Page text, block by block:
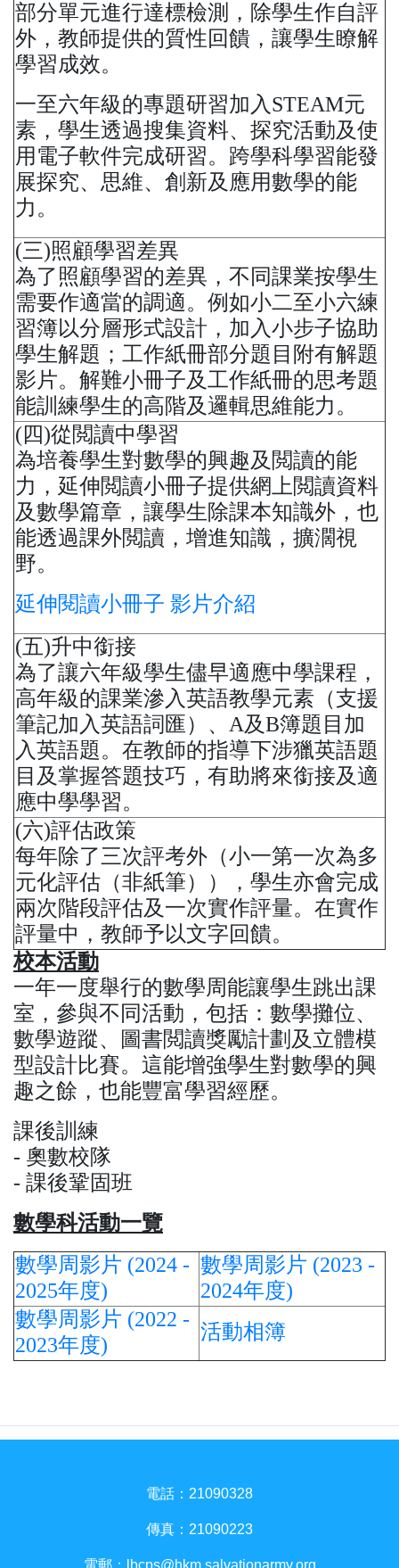
部分單元進行達標檢測，除學生作自評
外，教師提供的質性回饋，讓學生瞭解
學習成效。
一至六年級的專題研習加入STEAM元
素，學生透過搜集資料、探究活動及使
用電子軟件完成研習。跨學科學習能發
展探究、思維、創新及應用數學的能
力。
(三)照顧學習差異
為了照顧學習的差異，不同課業按學生
需要作適當的調適。例如小二至小六練
習簿以分層形式設計，加入小步子協助
學生解題；工作紙冊部分題目附有解題
影片。解難小冊子及工作紙冊的思考題
能訓練學生的高階及邏輯思維能力。
(四)從閲讀中學習
為培養學生對數學的興趣及閲讀的能
力，延伸閲讀小冊子提供網上閲讀資料
及數學篇章，讓學生除課本知識外，也
能透過課外閲讀，增進知識，擴濶視
野。
延伸閱讀小冊子 影片介紹
(五)升中銜接
為了讓六年級學生儘早適應中學課程，
高年級的課業滲入英語教學元素（支援
筆記加入英語詞匯）、A及B簿題目加
入英語題。在教師的指導下涉獵英語題
目及掌握答題技巧，有助將來銜接及適
應中學學習。
(六)評估政策
每年除了三次評考外（小一第一次為多
元化評估（非紙筆）），學生亦會完成
兩次階段評估及一次實作評量。在實作
評量中，教師予以文字回饋。
校本活動
一年一度舉行的數學周能讓學生跳出課
室，參與不同活動，包括：數學攤位、
數學遊蹤、圖書閲讀獎勵計劃及立體模
型設計比賽。這能增強學生對數學的興
趣之餘，也能豐富學習經歷。
課後訓練
- 奧數校隊
- 課後鞏固班
數學科活動一覽
數學周影片 (2024 -
2025年度)
數學周影片 (2023 -
2024年度)
數學周影片 (2022 -
2023年度)
活動相簿
電話：21090328
傳真：21090223